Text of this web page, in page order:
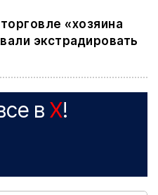
«хозяина
экстрадировать
в X!